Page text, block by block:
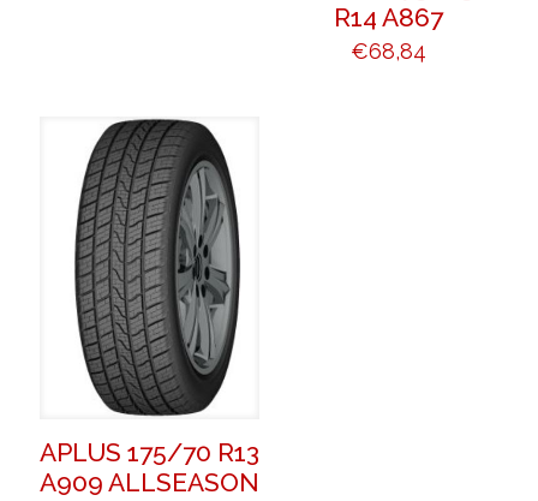
R14 A867
€68,84
APLUS 175/70 R13
A909 ALLSEASON